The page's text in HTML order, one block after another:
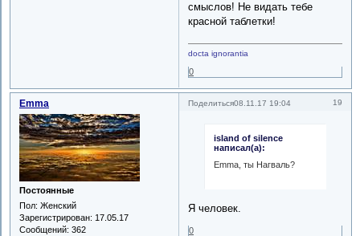
смыслов! Не видать тебе
красной таблетки!
docta ignorantia
0
Поделиться 19
08.11.17 19:04
Emma
Постоянные
Пол: Женский
Зарегистрирован: 17.05.17
Сообщений: 362
island of silence
написал(а):
Emma, ты Нагваль?
Я человек.
0